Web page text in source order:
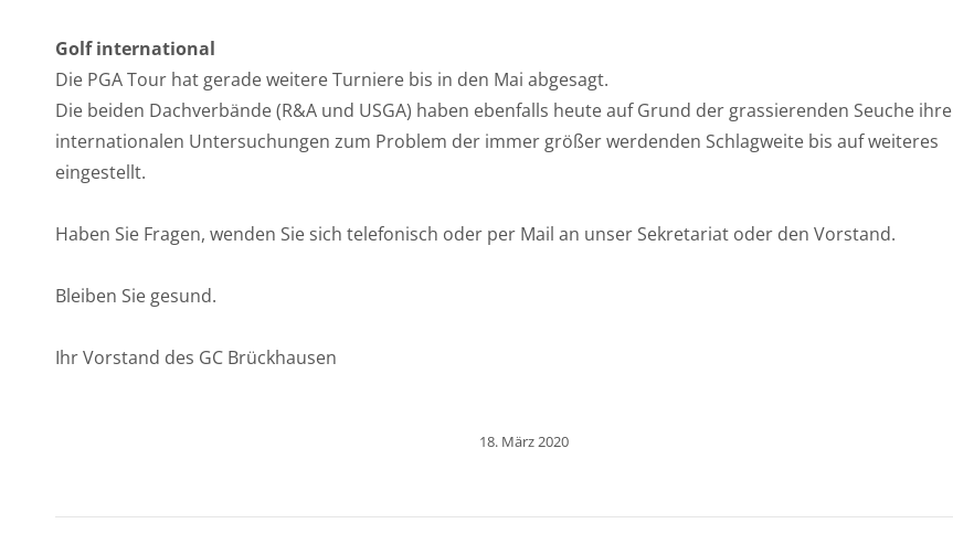
Golf international
Die PGA Tour hat gerade weitere Turniere bis in den Mai abgesagt.
Die beiden Dachverbände (R&A und USGA) haben ebenfalls heute auf Grund der grassierenden Seuche ihre
internationalen Untersuchungen zum Problem der immer größer werdenden Schlagweite bis auf weiteres
eingestellt.
Haben Sie Fragen, wenden Sie sich telefonisch oder per Mail an unser Sekretariat oder den Vorstand.
Bleiben Sie gesund.
Ihr Vorstand des GC Brückhausen
18. März 2020